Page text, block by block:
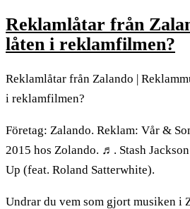
Reklamlåtar från
låten i reklamfilmen?
Reklamlåtar från Zalando |
i reklamfilmen?
Företag: Zalando. Reklam: Vår &
2015 hos Zolando. ♬. Stash
Up (feat. Roland Satterwhite).
Undrar du vem som gjort musiken i